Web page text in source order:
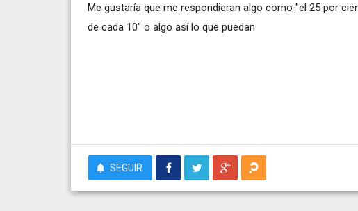
Me gustaría que me respondieran algo como "el 25 por
de cada 10" o algo así lo que puedan
SEGUIR